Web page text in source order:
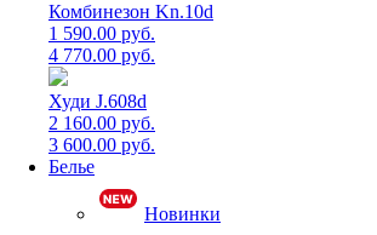
Комбинезон Kn.10d
1 590.00 руб.
4 770.00 руб.
Худи J.608d
2 160.00 руб.
3 600.00 руб.
Белье
Новинки